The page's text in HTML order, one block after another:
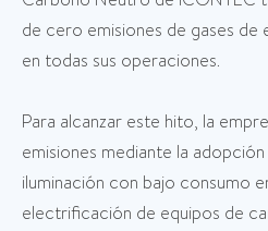
de cero emisiones de gases
en todas sus operaciones.
Para alcanzar este hito, la
emisiones mediante la
iluminación con bajo consumo
electrificación de equipos de